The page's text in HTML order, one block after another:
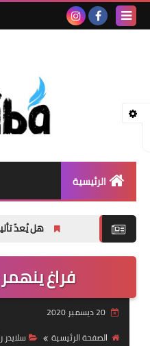
الرئيسية
هل يُعدّ تأليف كتاب بمساعدة
فراغ
20 ديسمبر 2020
الصفحة الرئيسية